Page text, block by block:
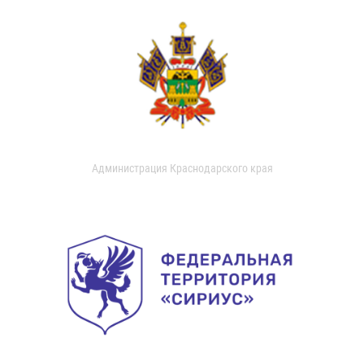
Администрация Краснодарского края